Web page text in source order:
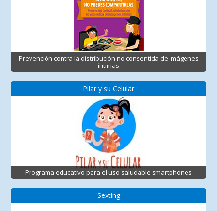
Prevención contra la distribución no consentida de imágenes
íntimas
Pilar y su Celular
Programa educativo para el uso saludable smartphones
Sexting